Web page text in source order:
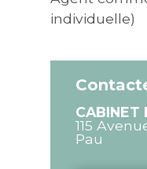
individuelle)
CABINET
115
Pau